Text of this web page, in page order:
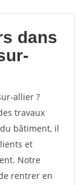
dans
allier ?
travaux
bâtiment, il
et
Notre
rentrer en